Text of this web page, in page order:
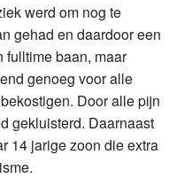
werd om nog te
gehad en daardoor een
fulltime baan, maar
genoeg voor alle
Door alle pijn
gekluisterd. Daarnaast
14 jarige zoon die extra